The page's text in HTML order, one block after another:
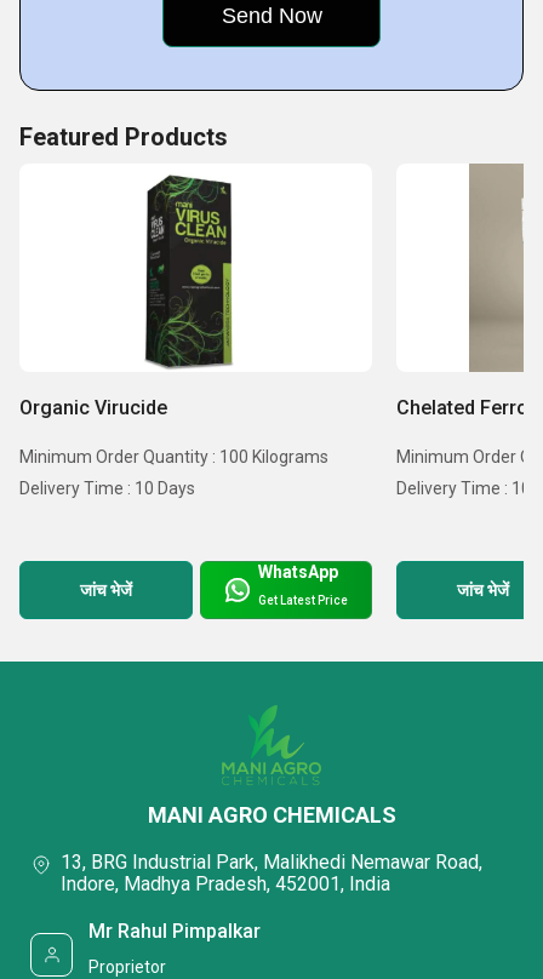
Featured Products
Organic Virucide
Minimum Order Quantity : 100 Kilograms
Delivery Time : 10 Days
जांच भेजें
WhatsApp
Get Latest Price
Chelated
Minimum Order
Delivery Time : 10
जांच भेजें
MANI AGRO CHEMICALS
13, BRG Industrial Park, Malikhedi Nemawar Road,
Indore, Madhya Pradesh, 452001, India
Mr Rahul Pimpalkar
Proprietor